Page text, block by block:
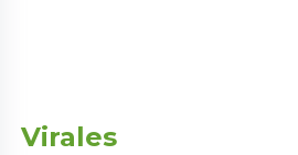
Virales